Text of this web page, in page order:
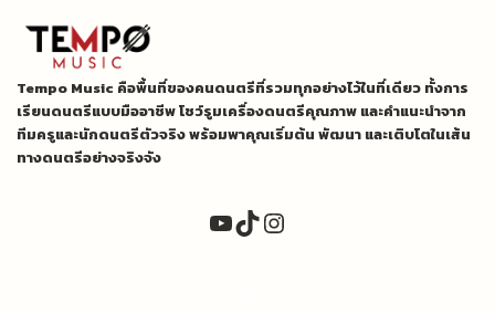
Tempo Music คือพื้นที่ของคนดนตรีที่รวมทุกอย่างไว้ในที่เดียว ทั้งการ
เรียนดนตรีแบบมืออาชีพ โชว์รูมเครื่องดนตรีคุณภาพ และคำแนะนำจาก
ทีมครูและนักดนตรีตัวจริง พร้อมพาคุณเริ่มต้น พัฒนา และเติบโตในเส้น
ทางดนตรีอย่างจริงจัง
YouTube
TikTok
Instagram